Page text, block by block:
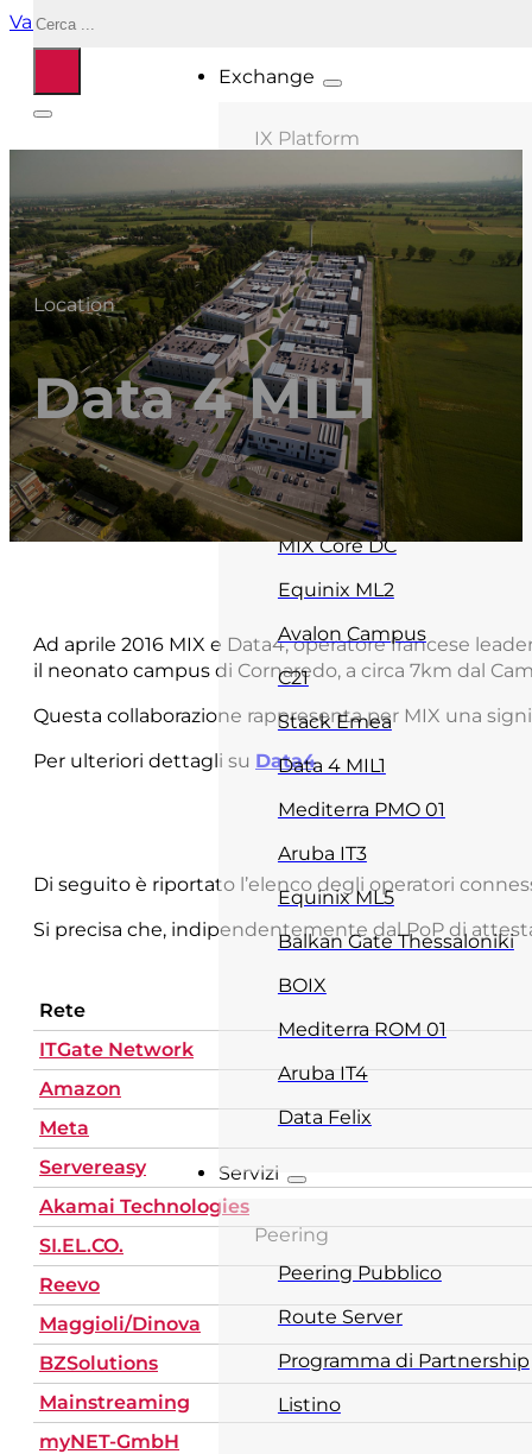
Vai al contenuto principale
Exchange
IX Platform
MIX Palermo
MIX Bologna
MIX Roma
MIX Caserta
MIX Salonicco
ASN connessi
Location
MIX Core DC
Equinix ML2
Avalon Campus
C21
Stack Emea
Data 4 MIL1
Mediterra PMO 01
Aruba IT3
Equinix ML5
Balkan Gate Thessaloniki
BOIX
Mediterra ROM 01
Aruba IT4
Data Felix
Servizi
Peering
Peering Pubblico
Route Server
Programma di Partnership
Listino
Location
Data 4 MIL1
Ad aprile 2016 MIX e Data4, operatore francese
il neonato campus di Cornaredo, a circa 7km dal
Questa collaborazione rappresenta per MIX una
Per ulteriori dettagli su Data4
Di seguito è riportato l’elenco degli operatori
Si precisa che, indipendentemente dal PoP di
Rete
ITGate Network
Amazon
Meta
Servereasy
Akamai Technologies
SI.EL.CO.
Reevo
Maggioli/Dinova
BZSolutions
Mainstreaming
myNET-GmbH